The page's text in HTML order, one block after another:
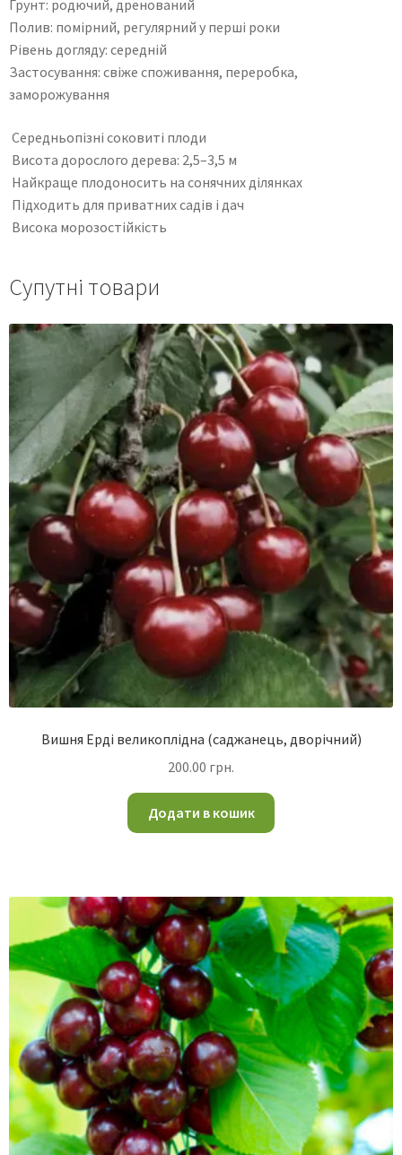
Ґрунт: родючий, дренований
Полив: помірний, регулярний у перші роки
Рівень догляду: середній
Застосування: свіже споживання, переробка,
заморожування
Середньопізні соковиті плоди
Висота дорослого дерева: 2,5–3,5 м
Найкраще плодоносить на сонячних ділянках
Підходить для приватних садів і дач
Висока морозостійкість
Супутні товари
Вишня Ерді великоплідна (саджанець, дворічний)
200.00 грн.
Додати в кошик